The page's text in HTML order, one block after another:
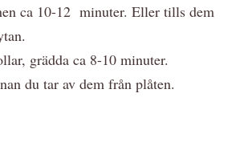
ca 10-12 minuter. Eller tills dem
grädda ca 8-10 minuter.
du tar av dem från plåten.